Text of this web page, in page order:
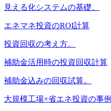
見える化システムの基礎。
エネマネ投資のROI計算
投資回収の考え方。
補助金活用時の投資回収計算
補助金込みの回収試算。
大規模工場×省エネ投資の事例